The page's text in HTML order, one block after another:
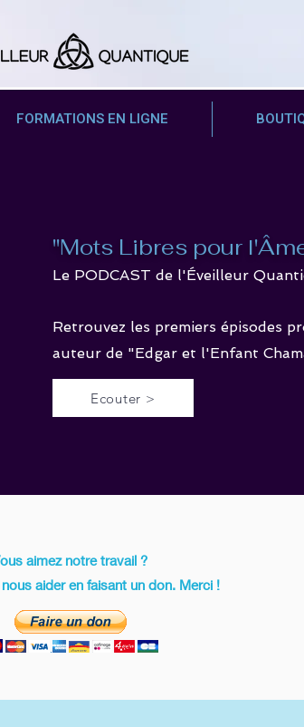
FORMATIONS EN LIGNE
"Mots Libres pour
Le PODCAST de l'Éveilleur
Retrouvez les premiers épisodes
auteur de "Edgar et l'Enfant
Ecouter >
aimez notre travail ?
aider en faisant un don. Merci !